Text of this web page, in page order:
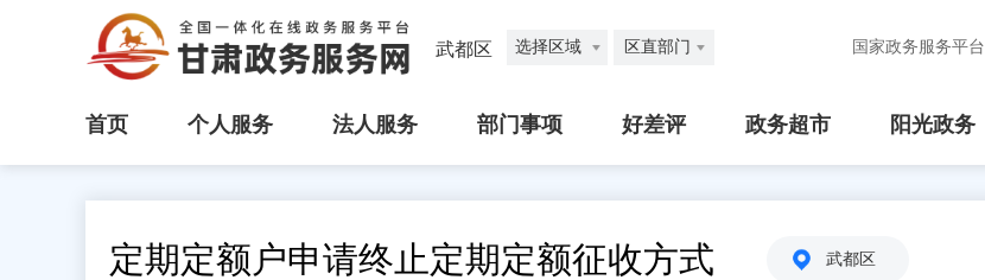
武都区 选择区域 区直部门 国家政务服务平台
首页 个人服务 法人服务 部门事项 好差评 政务超市 阳光政务
定期定额户申请终止定期定额征收方式 武都区